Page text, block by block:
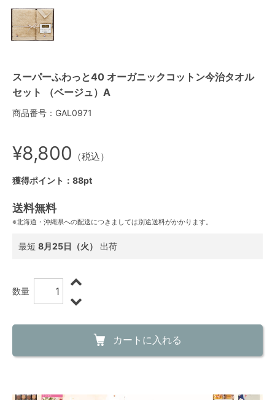
スーパーふわっと40 オーガニックコットン今治タオル
セット （ベージュ）A
商品番号：GAL0971
¥8,800 （税込）
獲得ポイント：88pt
送料無料
※北海道・沖縄県への配送につきましては別途送料がかかります。
最短 8月25日（火） 出荷
数量
カートに入れる